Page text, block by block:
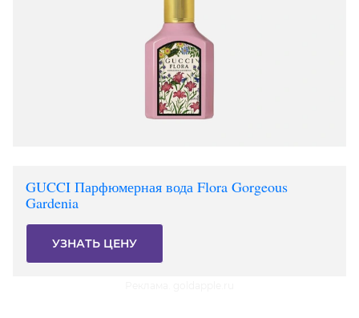
GUCCI Парфюмерная вода Flora Gorgeous
Gardenia
УЗНАТЬ ЦЕНУ